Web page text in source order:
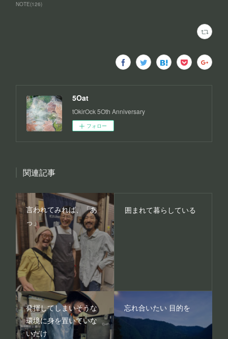
NOTE(126)
5Oat
tOkirOck 5Oth Anniversary
フォロー
関連記事
言われてみれば、「あ
っ」
囲まれて暮らしている
発揮してしまいそうな
環境に身を置いていな
いだけ
忘れ合いたい 目的を